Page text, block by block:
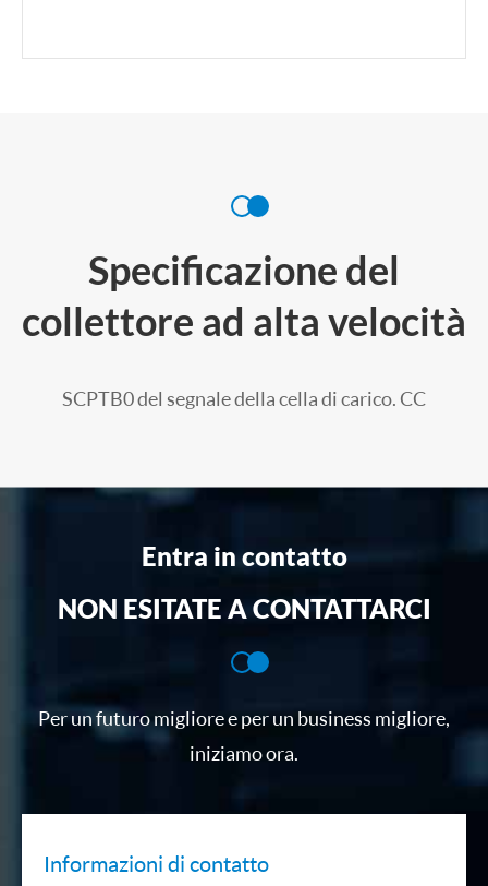
Specificazione del
collettore ad alta velocità
SCPTB0 del segnale della cella di carico. CC
Entra in contatto
NON ESITATE A CONTATTARCI
Per un futuro migliore e per un business migliore,
iniziamo ora.
Informazioni di contatto